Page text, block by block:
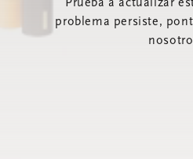
Prueba a actualizar
problema persiste,